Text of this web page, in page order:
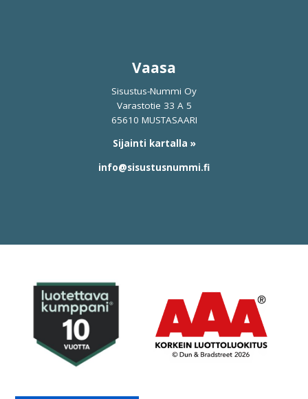
Vaasa
Sisustus-Nummi Oy
Varastotie 33 A 5
65610 MUSTASAARI
Sijainti kartalla »
info@sisustusnummi.fi